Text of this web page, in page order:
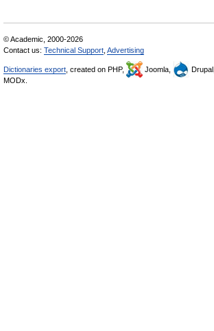
© Academic, 2000-2026
Contact us: Technical Support Advertising
Dictionaries export , created on PHP, Joomla, Drupal,
MODx.